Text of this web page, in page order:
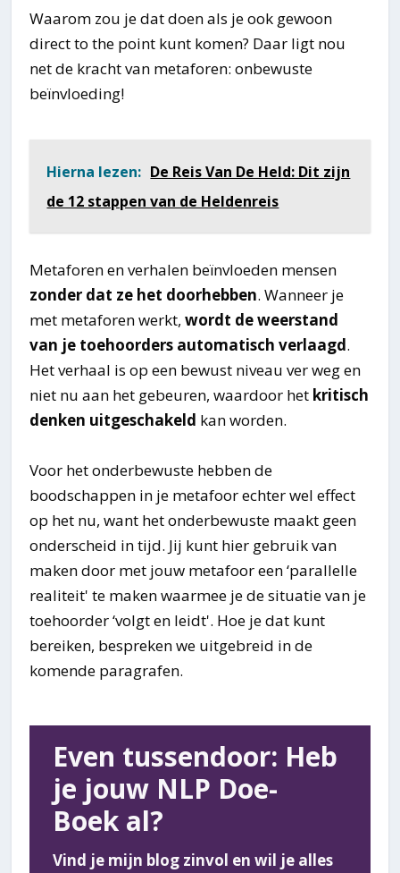
Waarom zou je dat doen als je ook gewoon
direct to the point kunt komen? Daar ligt nou
net de kracht van metaforen: onbewuste
beïnvloeding!
Hierna lezen: De Reis Van De Held: Dit zijn
de 12 stappen van de Heldenreis
Metaforen en verhalen beïnvloeden mensen
zonder dat ze het doorhebben. Wanneer je
met metaforen werkt,wordt de weerstand
van je toehoorders automatisch verlaagd.
Het verhaal is op een bewust niveau ver weg en
niet nu aan het gebeuren, waardoor het kritisch
denken uitgeschakeld kan worden.
Voor het onderbewuste hebben de
boodschappen in je metafoor echter wel effect
op het nu, want het onderbewuste maakt geen
onderscheid in tijd. Jij kunt hier gebruik van
maken door met jouw metafoor een ‘parallelle
realiteit' te maken waarmee je de situatie van je
toehoorder ‘volgt en leidt'. Hoe je dat kunt
bereiken, bespreken we uitgebreid in de
komende paragrafen.
Even tussendoor: Heb
je jouw NLP Doe-
Boek al?
Vind je mijn blog zinvol en wil je alles